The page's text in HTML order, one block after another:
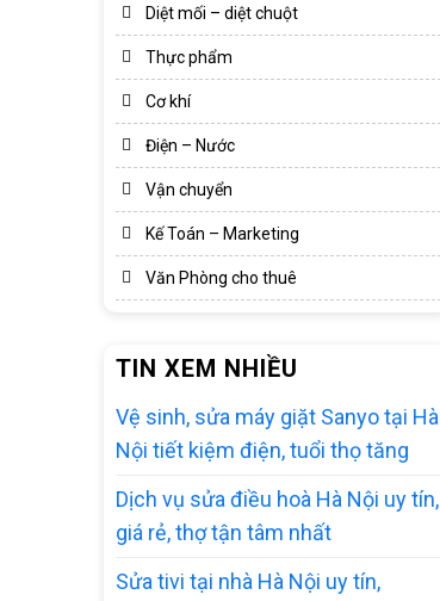
Diệt mối – diệt chuột
Thực phẩm
Cơ khí
Điện – Nước
Vận chuyển
Kế Toán – Marketing
Văn Phòng cho thuê
TIN XEM NHIỀU
Vệ sinh, sửa máy giặt Sanyo tại Hà
Nội tiết kiệm điện, tuổi thọ tăng
Dịch vụ sửa điều hoà Hà Nội uy tín,
giá rẻ, thợ tận tâm nhất
Sửa tivi tại nhà Hà Nội uy tín,